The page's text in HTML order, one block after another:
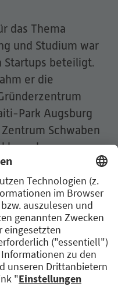
das Thema
und Studium war
Startups beteiligt.
er die
Park Augsburg
Schwaben
des
ist ihm
und
und
bei ihren
hinaus ist er
und
und für das
des